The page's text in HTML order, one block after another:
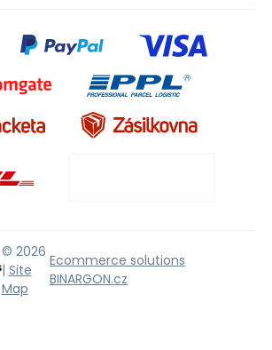
© 2026
| Site
Map
Ecommerce solutions
BINARGON.cz